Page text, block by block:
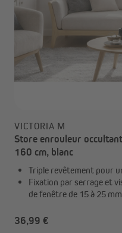
VICTORIA M
Store enrouleur
160 cm, blanc
Triple revêtement pour
Fixation par serrage et
de fenêtre de 15 à 25
36,99 €